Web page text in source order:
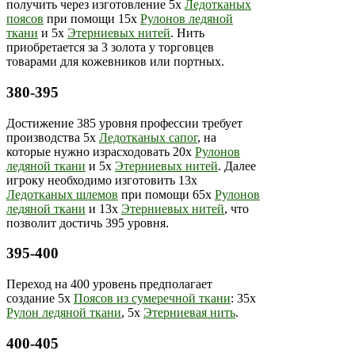
получить через изготовление 5х Ледотканых
поясов при помощи 15х Рулонов ледяной
ткани и 5х Этерниевых нитей. Нить
приобретается за 3 золота у торговцев
товарами для кожевников или портных.
380-395
Достижение 385 уровня профессии требует
производства 5х Ледотканых сапог, на
которые нужно израсходовать 20х Рулонов
ледяной ткани и 5х Этерниевых нитей. Далее
игроку необходимо изготовить 13х
Ледотканых шлемов при помощи 65х Рулонов
ледяной ткани и 13х Этерниевых нитей, что
позволит достичь 395 уровня.
395-400
Переход на 400 уровень предполагает
создание 5х Поясов из сумеречной ткани: 35х
Рулон ледяной ткани, 5х Этерниевая нить.
400-405